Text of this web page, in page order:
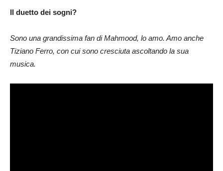
Il duetto dei sogni?
Sono una grandissima fan di Mahmood, lo amo. Amo anche
Tiziano Ferro, con cui sono cresciuta ascoltando la sua
musica.